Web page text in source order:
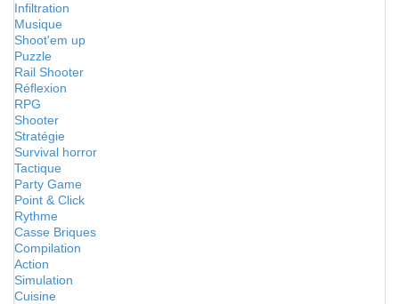
Infiltration
Musique
Shoot'em up
Puzzle
Rail Shooter
Réflexion
RPG
Shooter
Stratégie
Survival horror
Tactique
Party Game
Point & Click
Rythme
Casse Briques
Compilation
Action
Simulation
Cuisine